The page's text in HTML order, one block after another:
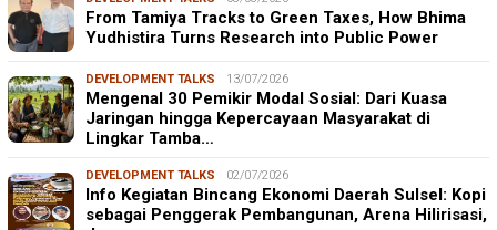
From Tamiya Tracks to Green Taxes, How Bhima
Yudhistira Turns Research into Public Power
DEVELOPMENT TALKS 13/07/2026
Mengenal 30 Pemikir Modal Sosial: Dari Kuasa
Jaringan hingga Kepercayaan Masyarakat di
Lingkar Tamba…
DEVELOPMENT TALKS 02/07/2026
Info Kegiatan Bincang Ekonomi Daerah Sulsel: Kopi
sebagai Penggerak Pembangunan, Arena Hilirisasi,